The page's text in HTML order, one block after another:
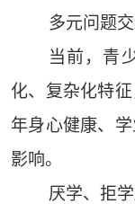
多元问题
当前，青
化、复杂化特
年身心健康、
影响。
厌学、拒